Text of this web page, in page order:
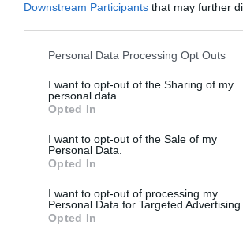
Downstream Participants that may further
Personal Data Processing Opt Outs
I want to opt-out of the Sharing of my
personal data.
Opted In
I want to opt-out of the Sale of my
Personal Data.
Opted In
I want to opt-out of processing my
Personal Data for Targeted Advertising.
Opted In